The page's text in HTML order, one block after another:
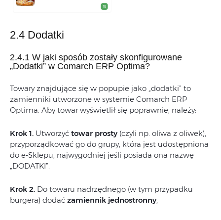
2.4 Dodatki
2.4.1 W jaki sposób zostały skonfigurowane
„Dodatki” w Comarch ERP Optima?
Towary znajdujące się w popupie jako „dodatki” to
zamienniki utworzone w systemie Comarch ERP
Optima. Aby towar wyświetlił się poprawnie, należy:
Krok 1. Utworzyć towar prosty (czyli np. oliwa z oliwek),
przyporządkować go do grupy, która jest udostępniona
do e-Sklepu, najwygodniej jeśli posiada ona nazwę
„DODATKI”.
Krok 2. Do towaru nadrzędnego (w tym przypadku
burgera) dodać zamiennik jednostronny